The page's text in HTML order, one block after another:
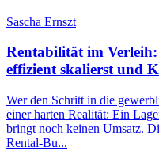
Sascha Ernszt
Rentabilität im
effizient skalierst und
Wer den Schritt in die
einer harten Realität: Ein
bringt noch keinen Umsatz.
Rental-Bu...